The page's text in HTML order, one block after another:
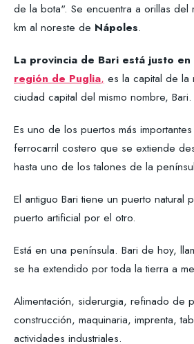
de la bota". Se encuentra a orillas del
km al noreste de Nápoles.
La provincia de Bari está justo en
región de Puglia, es la capital de
ciudad capital del mismo nombre, Bari.
Es uno de los puertos más
ferrocarril costero que se extiende
hasta uno de los talones de la
El antiguo Bari tiene un puerto natural
puerto artificial por el otro.
Está en una península. Bari de hoy,
se ha extendido por toda la tierra a
Alimentación, siderurgia, refinado de
construcción, maquinaria, imprenta,
actividades industriales.